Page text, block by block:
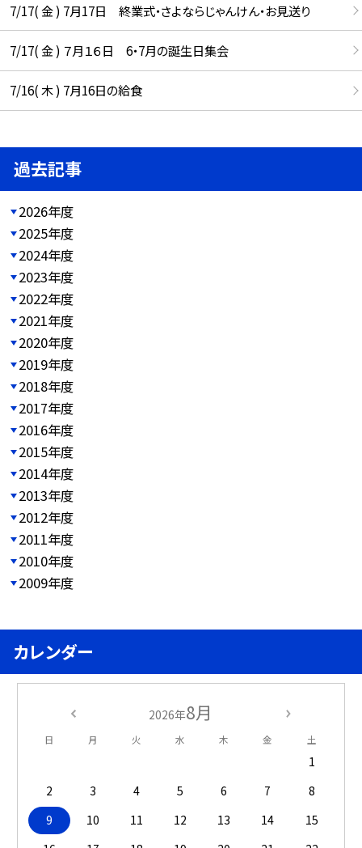
7/17( 金 ) 7月17日 終業式・さよならじゃんけん・お見送り
7/17( 金 ) ７月１６日 6・7月の誕生日集会
7/16( 木 ) 7月16日の給食
過去記事
2026年度
2025年度
2024年度
2023年度
2022年度
2021年度
2020年度
2019年度
2018年度
2017年度
2016年度
2015年度
2014年度
2013年度
2012年度
2011年度
2010年度
2009年度
カレンダー
2026年8月
日 月 火 水 木 金 土
1
2
3 4 5 6 7
8
9
10 11 12 13 14
15